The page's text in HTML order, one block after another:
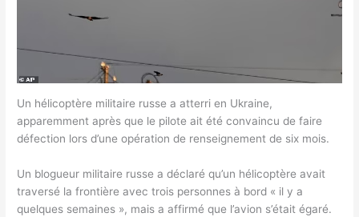
Un hélicoptère militaire russe a atterri en Ukraine,
apparemment après que le pilote ait été convaincu de faire
défection lors d’une opération de renseignement de six mois.
Un blogueur militaire russe a déclaré qu’un hélicoptère avait
traversé la frontière avec trois personnes à bord « il y a
quelques semaines », mais a affirmé que l’avion s’était égaré.